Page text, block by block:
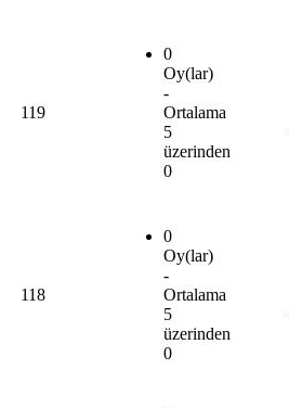
119
0
Oy(lar)
-
Ortalama
5
üzerinden
0
118
0
Oy(lar)
-
Ortalama
5
üzerinden
0